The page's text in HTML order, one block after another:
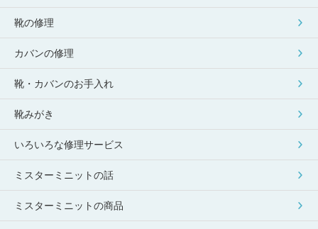
靴の修理
カバンの修理
靴・カバンのお手入れ
靴みがき
いろいろな修理サービス
ミスターミニットの話
ミスターミニットの商品